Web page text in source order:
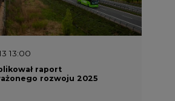
13:00
raport
rozwoju 2025